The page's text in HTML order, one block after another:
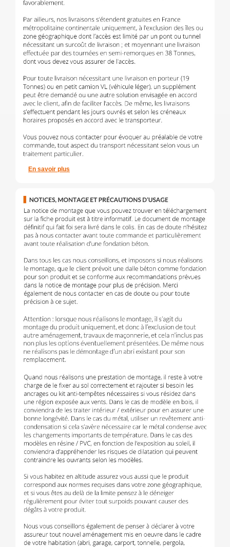
En savoir plus